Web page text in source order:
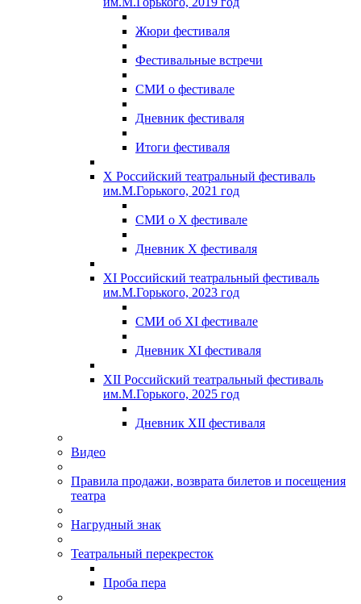
Жюри фестиваля
Фестивальные встречи
СМИ о фестивале
Дневник фестиваля
Итоги фестиваля
X Российский театральный фестиваль
им.М.Горького, 2021 год
СМИ о X фестивале
Дневник X фестиваля
XI Российский театральный фестиваль
им.М.Горького, 2023 год
СМИ об XI фестивале
Дневник XI фестиваля
XII Российский театральный фестиваль
им.М.Горького, 2025 год
Дневник XII фестиваля
Видео
Правила продажи, возврата билетов и посещения
театра
Нагрудный знак
Театральный перекресток
Проба пера